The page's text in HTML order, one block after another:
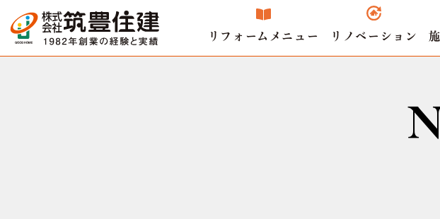
リフォームメニュー リノベーション